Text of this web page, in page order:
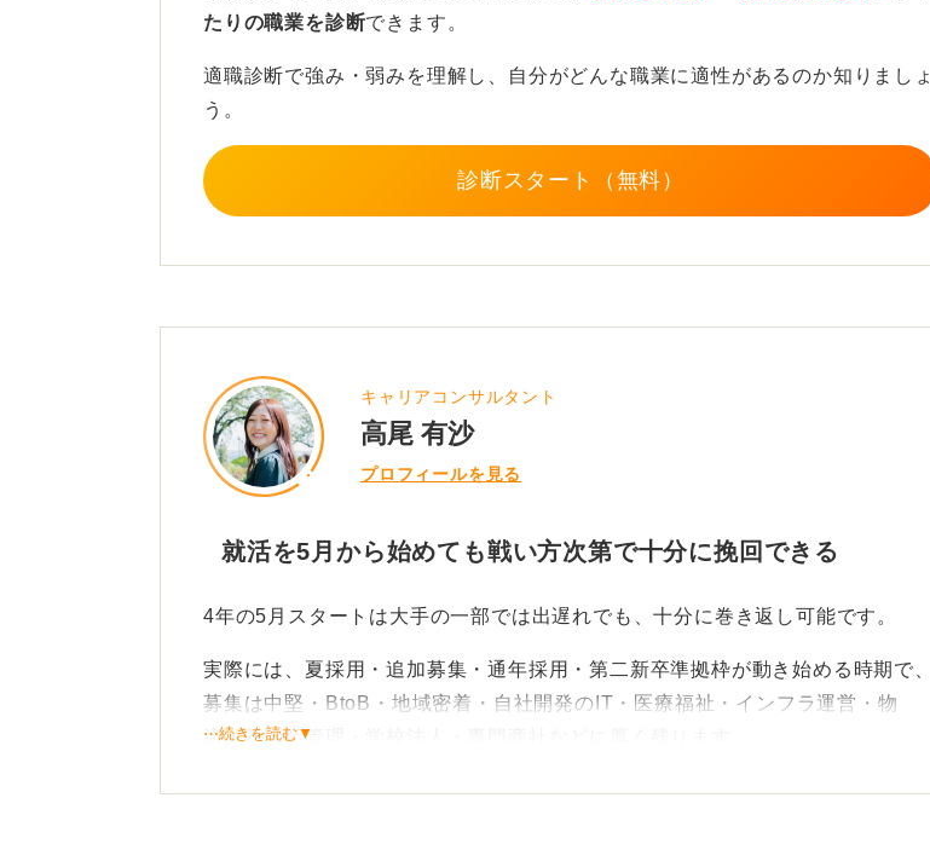
かまいません。
まずは面接の機会を多く得るために、数を打っておくことが重要ですよ。
0
たりの職業を診断できます。
適職診断で強み・弱みを理解し、自分がどんな職業に適性があるのか知りましょ
う。
診断スタート（無料）
キャリアコンサルタント
高尾 有沙
プロフィールを見る
就活を5月から始めても戦い方次第で十分に挽回できる
4年の5月スタートは大手の一部では出遅れでも、十分に巻き返し可能です。
実際には、夏採用・追加募集・通年採用・第二新卒準拠枠が動き始める時期で、
募集は中堅・BtoB・地域密着・自社開発のIT・医療福祉・インフラ運営・物
流・不動産管理・学校法人・専門商社などに厚く残ります。
鍵になるのは2週間で立ち上げる集中設計
⋯続きを読む▼